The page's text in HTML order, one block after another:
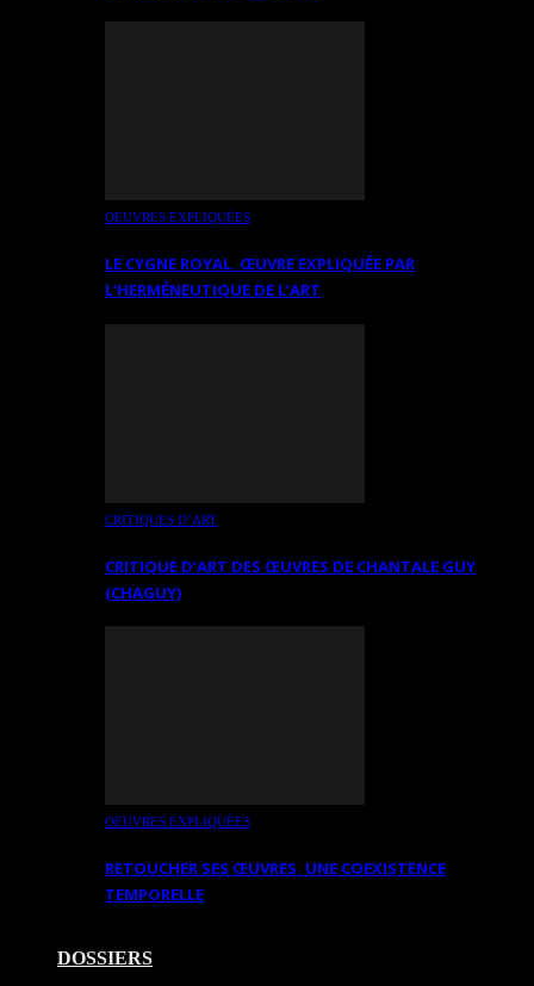
OEUVRES EXPLIQUÉES
LE CYGNE ROYAL. ŒUVRE EXPLIQUÉE PAR
L’HERMÉNEUTIQUE DE L’ART
CRITIQUES D’ART
CRITIQUE D’ART DES ŒUVRES DE CHANTALE GUY
(CHAGUY)
OEUVRES EXPLIQUÉES
RETOUCHER SES ŒUVRES. UNE COEXISTENCE
TEMPORELLE
DOSSIERS